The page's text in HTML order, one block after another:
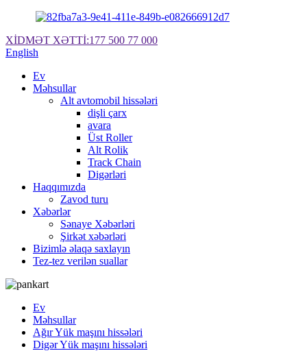
XİDMƏT XƏTTİ:177 500 77 000
English
Ev
Məhsullar
Alt avtomobil hissələri
dişli çarx
avara
Üst Roller
Alt Rolik
Track Chain
Digərləri
Haqqımızda
Zavod turu
Xəbərlər
Sənaye Xəbərləri
Şirkət xəbərləri
Bizimlə əlaqə saxlayın
Tez-tez verilən suallar
Ev
Məhsullar
Ağır Yük maşını hissələri
Digər Yük maşını hissələri